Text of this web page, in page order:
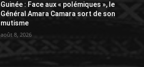
Guinée : Face aux « polémiques », le
Général Amara Camara sort de son
mutisme
août 8, 2026